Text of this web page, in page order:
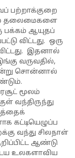
பற்றாக்குறை
தலைமைகளை
பக்கம் ஆயுதப்
விட்டது. ஒரு
இதனால்
வருவதில்,
என்று சொன்னால்
மூலம்
வந்திருந்து
கட்டியெழுப்ப
வந்து சிலநாள்
ஆண்டு
உலகளாவிய